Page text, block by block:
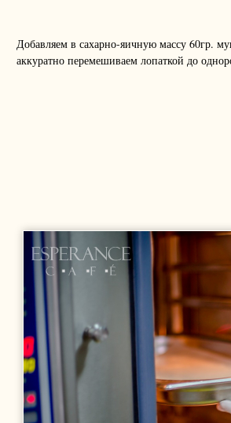
Добавляем в сахарно-яичную массу 60гр.
аккуратно перемешиваем лопаткой до